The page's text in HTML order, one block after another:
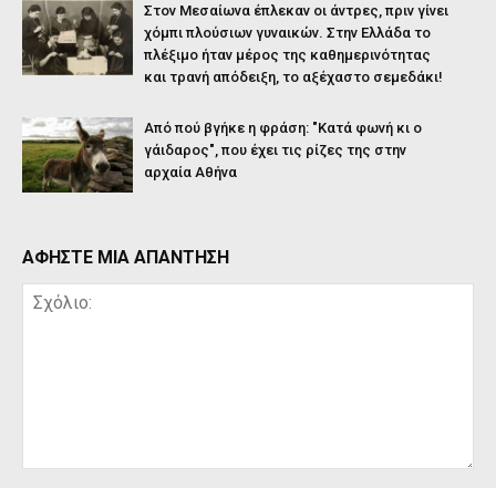
Στον Μεσαίωνα έπλεκαν οι άντρες, πριν γίνει
χόμπι πλούσιων γυναικών. Στην Ελλάδα το
πλέξιμο ήταν μέρος της καθημερινότητας
και τρανή απόδειξη, το αξέχαστο σεμεδάκι!
Από πού βγήκε η φράση: "Κατά φωνή κι ο
γάιδαρος", που έχει τις ρίζες της στην
αρχαία Αθήνα
ΑΦΗΣΤΕ ΜΙΑ ΑΠΑΝΤΗΣΗ